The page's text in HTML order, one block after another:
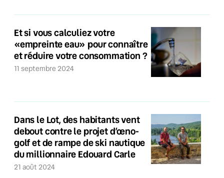
Et si vous calculiez votre
«empreinte eau» pour connaître
et réduire votre consommation ?
11 septembre 2024
Dans le Lot, des habitants vent
debout contre le projet d’œno-
golf et de rampe de ski nautique
du millionnaire Edouard Carle
21 août 2024